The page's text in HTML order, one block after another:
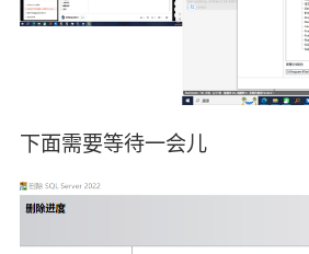
下面需要等待一会儿